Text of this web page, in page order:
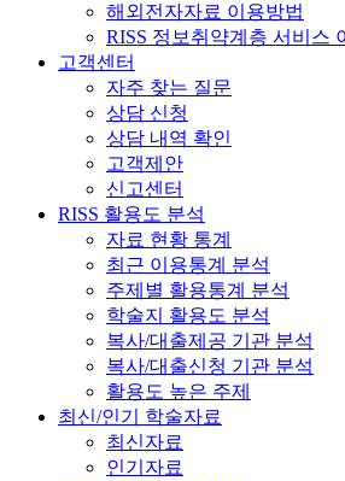
해외전자자료 이용방법
RISS 정보취약계층 서비스
고객센터
자주 찾는 질문
상담 신청
상담 내역 확인
고객제안
신고센터
RISS 활용도 분석
자료 현황 통계
최근 이용통계 분석
주제별 활용통계 분석
학술지 활용도 분석
복사/대출제공 기관 분석
복사/대출신청 기관 분석
활용도 높은 주제
최신/인기 학술자료
최신자료
인기자료